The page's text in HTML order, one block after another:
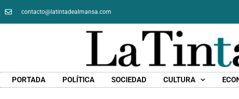
contacto@latintadealmansa.com
PORTADA POLÍTICA SOCIEDAD CULTURA